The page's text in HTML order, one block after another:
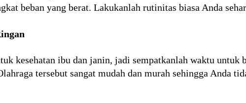
beban yang berat. Lakukanlah rutinitas biasa Anda
kesehatan ibu dan janin, jadi sempatkanlah waktu untuk
tersebut sangat mudah dan murah sehingga Anda